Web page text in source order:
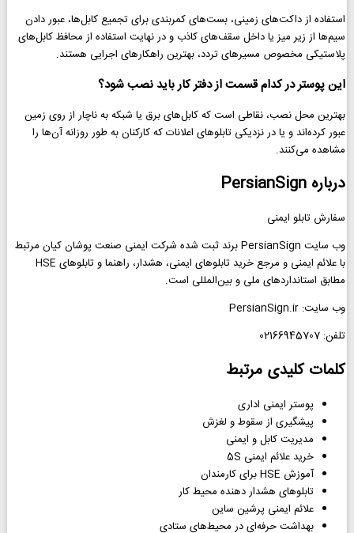
استفاده از داکت‌های زمینی، بست‌های کمربندی برای تجمیع کابل‌ها، عبور دادن
سیم‌ها از زیر میز یا داخل سقف‌های کاذب و در نهایت استفاده از محافظ کابل‌های
پلاستیکی مخصوص مسیرهای تردد، بهترین راهکارهای اجرایی هستند.
این پوستر در کدام قسمت از دفتر کار باید نصب شود؟
بهترین محل نصب، نقاطی است که کابل‌های برق یا شبکه به ناچار از روی زمین
عبور کرده‌اند و یا در نزدیکی تابلوهای اعلانات که کارکنان به طور روزانه آن‌ها را
مشاهده می‌کنند.
درباره PersianSign
سفارش تابلو ایمنی
وب سایت PersianSign برند ثبت شده شرکت ایمنی صنعت پوشان کیان مرتبط
با علائم ایمنی و مرجع خرید تابلوهای ایمنی، هشدار، راهنما و تابلوهای HSE
مطابق استانداردهای ملی و بین‌المللی است.
وب سایت: PersianSign.ir
تلفن: 02166945707
کلمات کلیدی مرتبط
پوستر ایمنی اداری
پیشگیری از سقوط و لغزش
مدیریت کابل و ایمنی
خرید علائم ایمنی 5S
آموزش HSE برای کارمندان
تابلوهای هشدار دهنده محیط کار
علائم ایمنی پرشین ساین
بهداشت حرفه‌ای در محیط‌های ستادی